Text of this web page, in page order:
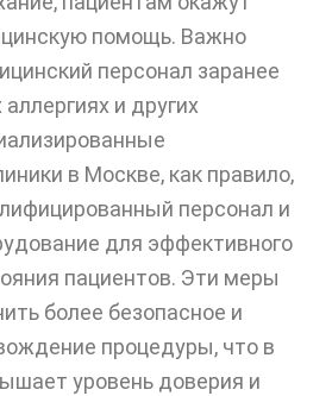
помощь. Важно
персонал заранее
и других
в Москве, как правило,
персонал и
для эффективного
пациентов. Эти меры
более безопасное и
процедуры, что в
уровень доверия и